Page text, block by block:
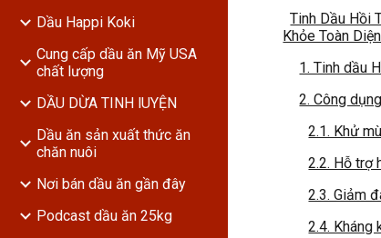
Dầu Happi Koki
Cung cấp dầu ăn Mỹ USA
chất lượng
DẦU DỪA TINH lUYỆN
Dầu ăn sản xuất thức ăn
chăn nuôi
Nơi bán dầu ăn gần đây
Podcast dầu ăn 25kg
Tinh Dầu Hồi
Khỏe Toàn Diện
1. Tinh dầu
2. Công
2.1. Khử
2.2. Hỗ trợ
2.3. Giảm
2.4. Kháng